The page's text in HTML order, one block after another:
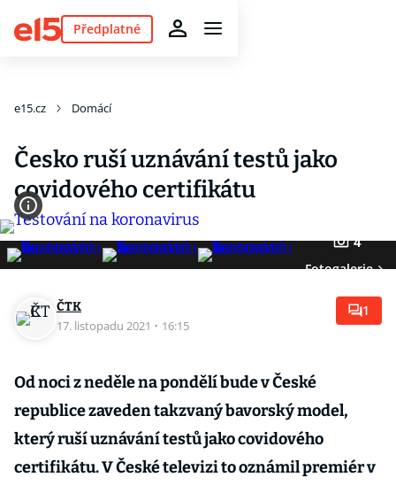
Předplatné
e15.cz Domácí
Česko ruší uznávání testů jako
covidového certifikátu
4
Fotogalerie
ČTK
17. listopadu 2021 · 16:15
1
Od noci z neděle na pondělí bude v České
republice zaveden takzvaný bavorský model,
který ruší uznávání testů jako covidového
certifikátu. V České televizi to oznámil premiér v